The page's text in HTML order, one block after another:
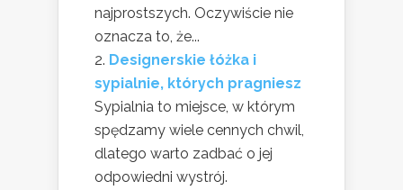
najprostszych. Oczywiście nie
oznacza to, że...
Designerskie łóżka i
sypialnie, których pragniesz
Sypialnia to miejsce, w którym
spędzamy wiele cennych chwil,
dlatego warto zadbać o jej
odpowiedni wystrój.